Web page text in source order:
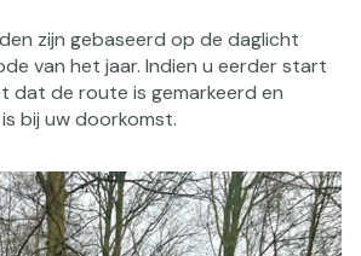
zijn gebaseerd op de daglicht
van het jaar. Indien u eerder start
dat de route is gemarkeerd en
bij uw doorkomst.